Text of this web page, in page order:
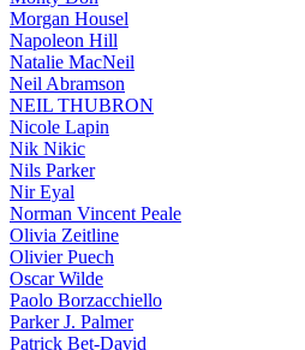
Morgan Housel
Napoleon Hill
Natalie MacNeil
Neil Abramson
NEIL THUBRON
Nicole Lapin
Nik Nikic
Nils Parker
Nir Eyal
Norman Vincent Peale
Olivia Zeitline
Olivier Puech
Oscar Wilde
Paolo Borzacchiello
Parker J. Palmer
Patrick Bet-David